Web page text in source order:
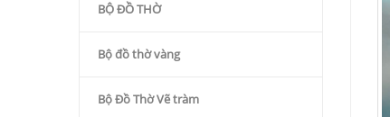
BỘ ĐỒ THỜ
Bộ đồ thờ vàng
Bộ Đồ Thờ Vẽ tràm